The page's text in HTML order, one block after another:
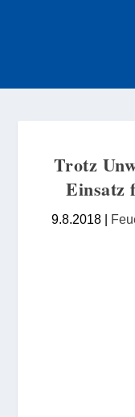
Trotz
Einsatz
9.8.2018|